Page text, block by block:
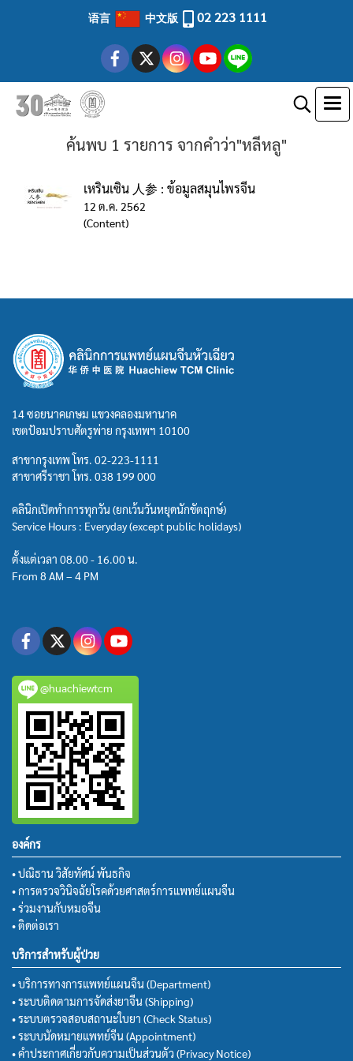
语言 中文版 02 223 1111
ค้นพบ 1 รายการ จากคำว่า"หลีหลู"
เหรินเซิน 人参 : ข้อมูลสมุนไพรจีน
12 ต.ค. 2562
(Content)
14 ซอยนาคเกษม แขวงคลองมหานาค
เขตป้อมปราบศัตรูพ่าย กรุงเทพฯ 10100
สาขากรุงเทพ โทร. 02-223-1111
สาขาศรีราชา โทร. 038 199 000
คลินิกเปิดทำการทุกวัน (ยกเว้นวันหยุดนักขัตฤกษ์)
Service Hours : Everyday (except public holidays)
ตั้งแต่เวลา 08.00 - 16.00 น.
From 8 AM – 4 PM
@huachiewtcm
องค์กร
• ปณิธาน วิสัยทัศน์ พันธกิจ
• การตรวจวินิจฉัยโรคด้วยศาสตร์การแพทย์แผนจีน
• ร่วมงานกับหมอจีน
• ติดต่อเรา
บริการสำหรับผู้ป่วย
• บริการทางการแพทย์แผนจีน (Department)
• ระบบติดตามการจัดส่งยาจีน (Shipping)
• ระบบตรวจสอบสถานะใบยา (Check Status)
• ระบบนัดหมายแพทย์จีน (Appointment)
• คำประกาศเกี่ยวกับความเป็นส่วนตัว (Privacy Notice)